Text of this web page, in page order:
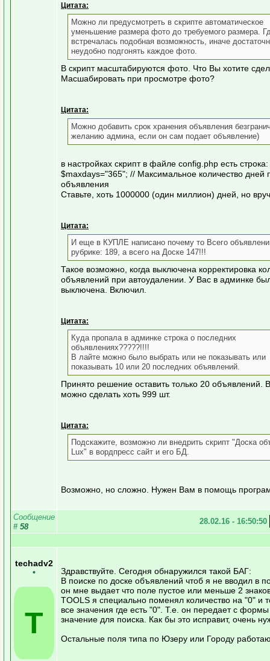
Цитата:
Можно ли предусмотреть в скрипте автоматическое
уменьшение размера фото до требуемого размера.
встречалась подобная возможность, иначе
неудобно подгонять каждое фото.
В скрипт масштабируются фото. Что Вы хотите
Масшабировать при просмотре фото?
Цитата:
Можно добавить срок хранения объявления
желанию админа, если он сам подает объявление)
в настройках скрипт в файле config.php есть строка:
$maxdays="365"; // Максимальное количество дней
объявления
Ставьте, хоть 1000000 (один миллион) дней, но
Цитата:
И еще в КУПЛЕ написано почему то Всего
рубрике: 189, а всего на Доске 147!!!
Такое возможно, когда выключена корректировка
объявлений при автоудалении. У Вас в админке
выключена. Включил.
Цитата:
Куда пропала в админке строка о последних
объявлениях?????!!!!
В лайте можно было выбрать или не показывать или
показывать 10 или 20 последних объявлений.
Принято решение оставить только 20 объявлений.
можно сделать хоть 999 шт.
Цитата:
Подскажите, возможно ли внедрить скрипт "Доска
Lux" в вордпресс сайт и его БД.
Возможно, но сложно. Нужен Вам в помощь
Сообщение
# 58
28.02.16 - 16:50:50
techadv2
•
T
Здравствуйте. Сегодня обнаружился такой БАГ:
В поиске по доске объявлений чтоб я не вводил в
он мне выдает что поле пустое или меньше 2
TOOLS я специально поменял количество на "0" и
все значения где есть "0". Т.е. он передает с формы
значение для поиска. Как бы это исправит, очень
Остальные поля типа по Юзеру или Городу